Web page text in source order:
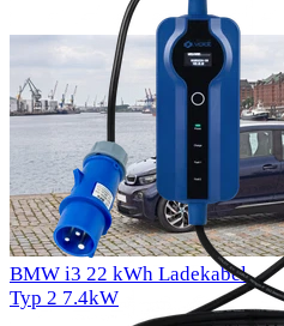
BMW i3 22 kWh Ladekabel
Typ 2 7.4kW